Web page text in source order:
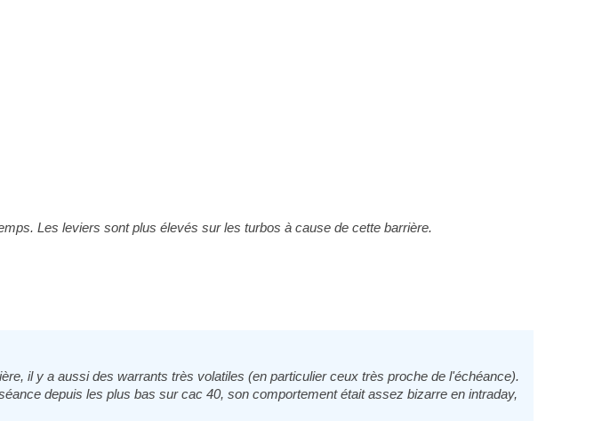
Les leviers sont plus élevés sur les turbos à cause de cette barrière.
il y a aussi des warrants très volatiles (en particulier ceux très proche de l'échéance).
depuis les plus bas sur cac 40, son comportement était assez bizarre en intraday,